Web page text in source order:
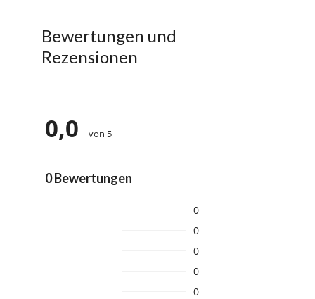
Bewertungen und
Rezensionen
0,0 von 5
0 Bewertungen
0
0
0
0
0